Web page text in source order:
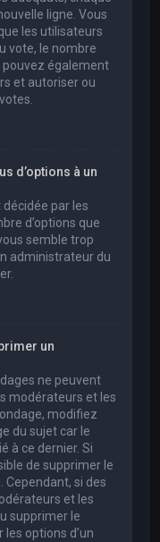
ligne. Vous
les utilisateurs
vote, le nombre
pouvez également
et autoriser ou
d’options à un
décidée par les
d’options que
semble trop
administrateur du
un
ne peuvent
modérateurs et les
modifiez
du sujet car le
à ce dernier. Si
de supprimer le
Cependant, si des
et les
supprimer le
options d’un